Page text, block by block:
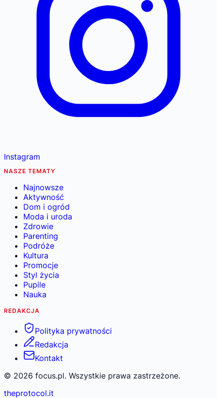
Instagram
NASZE TEMATY
Najnowsze
Aktywność
Dom i ogród
Moda i uroda
Zdrowie
Parenting
Podróże
Kultura
Promocje
Styl życia
Pupile
Nauka
REDAKCJA
Polityka prywatności
Redakcja
Kontakt
© 2026 focus.pl. Wszystkie prawa zastrzeżone.
theprotocol.it